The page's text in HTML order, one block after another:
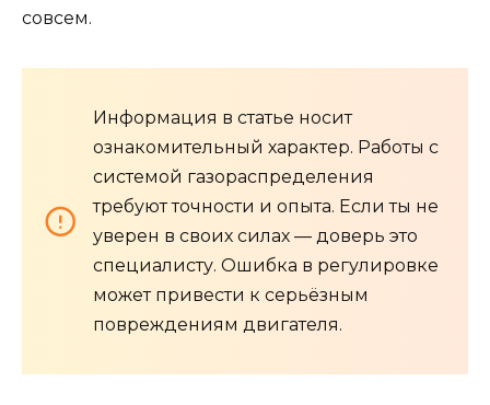
совсем.
Информация в статье носит
ознакомительный характер. Работы с
системой газораспределения
требуют точности и опыта. Если ты не
уверен в своих силах — доверь это
специалисту. Ошибка в регулировке
может привести к серьёзным
повреждениям двигателя.